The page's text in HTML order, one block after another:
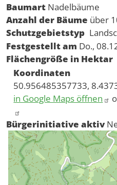
Baumart Nadelbäume
Anzahl der Bäume über
Schutzgebietstyp
Festgestellt am Do.,
Flächengröße in Hektar
Koordinaten
50.956485357733,
in Google Maps öffnen
Bürgerinitiative aktiv